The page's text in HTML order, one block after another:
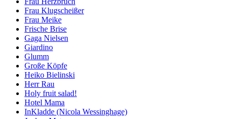
Frau Klugscheißer
Frau Meike
Frische Brise
Gaga Nielsen
Giardino
Glumm
Große Köpfe
Heiko Bielinski
Herr Rau
Holy fruit salad!
Hotel Mama
InKladde (Nicola Wessinghage)